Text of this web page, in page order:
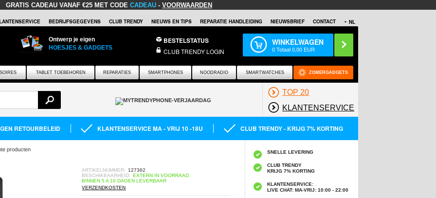
GRATIS CADEAU VANAF €25 MET CODE CADEAU - VOORWAARDEN
NL
BEDRIJFSGEGEVENS CLUB TRENDY NIEUWS EN TIPS REPARATIE HANDLEIDING NIEUWSBRIEF CONTACT
Ontwerp je eigen
HOESJES & GADGETS
BESTELSTATUS
CLUB TRENDY LOGIN
WINKELWAGEN
0Totaal0,00 EUR
TABLET TOEBEHOREN REPARATIES SMARTPHONES NOODRADIO SMARTWATCHES ZOMERGADGETS
TOP 20
KLANTENSERVICE
RETOURBELEID KLANTENSERVICE MA - VRIJ 10 -18U CLUB TRENDY - KRIJG 7% KORTING
producten
ARTIKELNUMMER:
127362
BESCHIKBAARHEID: EXTERN IN VOORRAAD.
BINNEN 5 A 10 DAGEN LEVERBAAR
VERZENDKOSTEN
SNELLE LEVERING
CLUB TRENDY
KRIJG 7% KORTING
KLANTENSERVICE:
LIVE CHAT: MA-VRIJ: 10:00 - 22:00